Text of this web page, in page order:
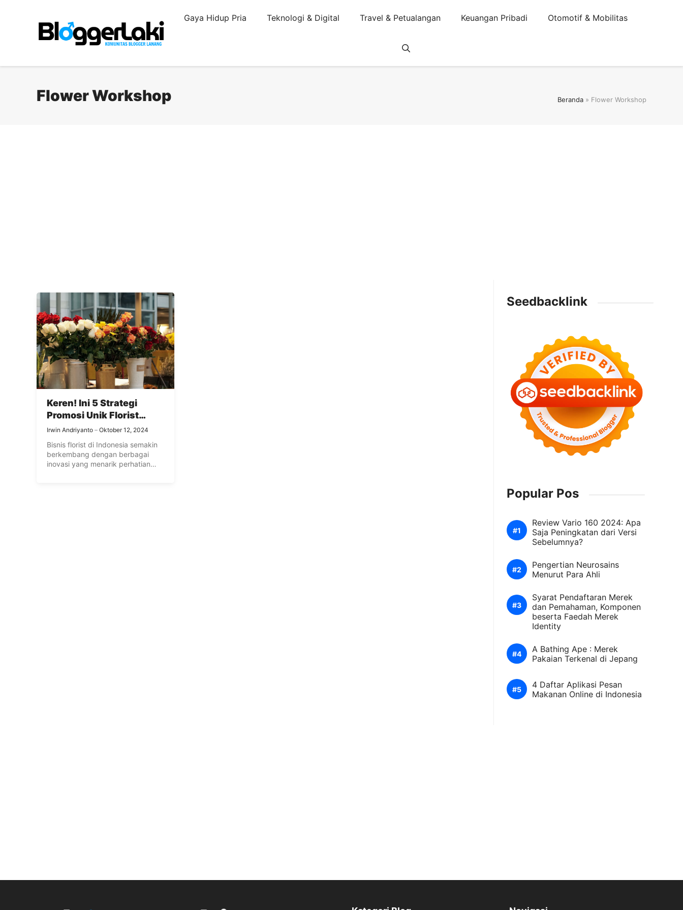
Gaya Hidup Pria Teknologi & Digital Travel & Petualangan Keuangan Pribadi Otomotif & Mobilitas
Flower Workshop Beranda » Flower Workshop
Keren! Ini 5 Strategi
Promosi Unik Florist
Zaman Now
Irwin Andriyanto Oktober 12, 2024
Bisnis florist di Indonesia semakin
berkembang dengan berbagai
inovasi yang menarik perhatian
Seedbacklink
Popular Pos
Review Vario 160 2024: Apa
Saja Peningkatan dari Versi
Sebelumnya?
Pengertian Neurosains
Menurut Para Ahli
Syarat Pendaftaran Merek
dan Pemahaman, Komponen
beserta Faedah Merek
Identity
A Bathing Ape : Merek
Pakaian Terkenal di Jepang
4 Daftar Aplikasi Pesan
Makanan Online di Indonesia